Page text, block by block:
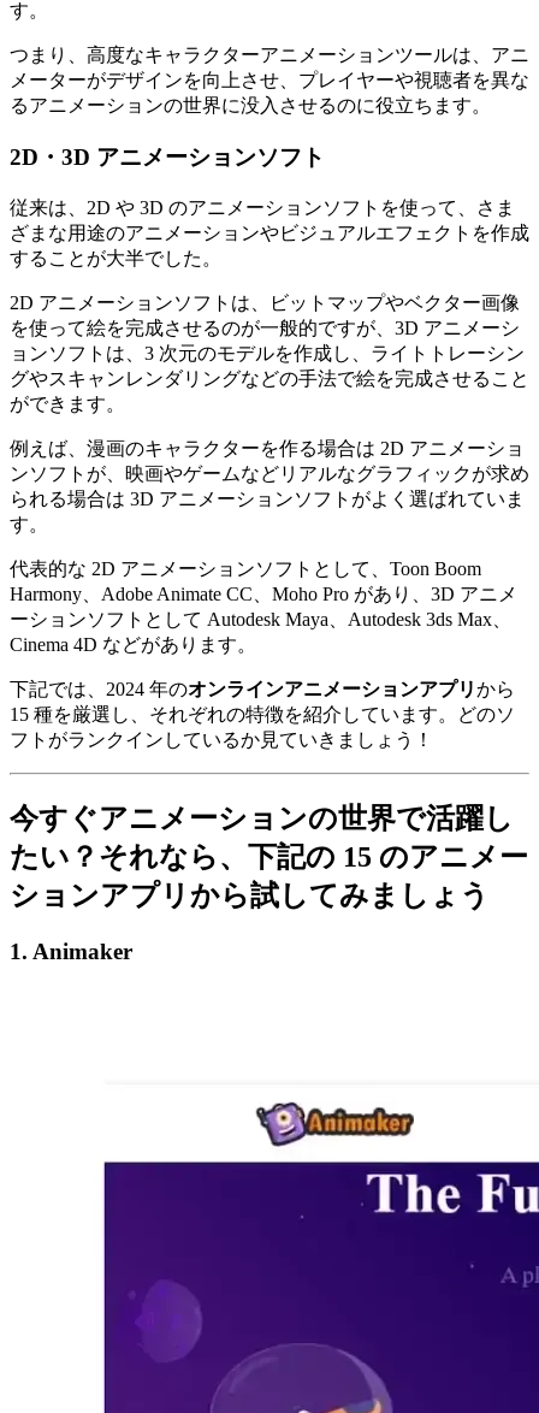
す。
つまり、高度なキャラクターアニメーションツールは、アニ
メーターがデザインを向上させ、プレイヤーや視聴者を異な
るアニメーションの世界に没入させるのに役立ちます。
2D・3D アニメーションソフト
従来は、2D や 3D のアニメーションソフトを使って、さま
ざまな用途のアニメーションやビジュアルエフェクトを作成
することが大半でした。
2D アニメーションソフトは、ビットマップやベクター画像
を使って絵を完成させるのが一般的ですが、3D アニメーシ
ョンソフトは、3 次元のモデルを作成し、ライトトレーシン
グやスキャンレンダリングなどの手法で絵を完成させること
ができます。
例えば、漫画のキャラクターを作る場合は 2D アニメーショ
ンソフトが、映画やゲームなどリアルなグラフィックが求め
られる場合は 3D アニメーションソフトがよく選ばれていま
す。
代表的な 2D アニメーションソフトとして、Toon Boom
Harmony、Adobe Animate CC、Moho Pro があり、3D アニメ
ーションソフトとして Autodesk Maya、Autodesk 3ds Max、
Cinema 4D などがあります。
下記では、2024 年のオンラインアニメーションアプリから
15 種を厳選し、それぞれの特徴を紹介しています。どのソ
フトがランクインしているか見ていきましょう！
今すぐアニメーションの世界で活躍し
たい？それなら、下記の 15 のアニメー
ションアプリから試してみましょう
1. Animaker